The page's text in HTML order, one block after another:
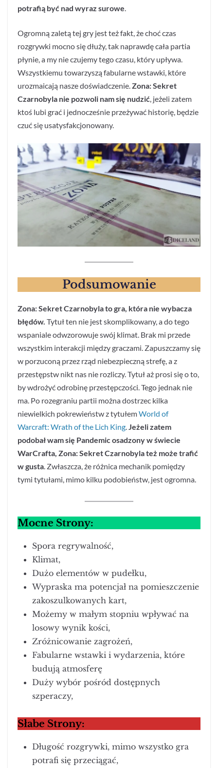
potrafią być nad wyraz surowe.
Ogromną zaletą tej gry jest też fakt, że choć czas
rozgrywki mocno się dłuży, tak naprawdę cała partia
płynie, a my nie czujemy tego czasu, który upływa.
Wszystkiemu towarzyszą fabularne wstawki, które
urozmaicają nasze doświadczenie.Zona: Sekret
Czarnobyla nie pozwoli nam się nudzić, jeżeli zatem
ktoś lubi grać i jednocześnie przeżywać historię, będzie
czuć się usatysfakcjonowany.
Podsumowanie
Zona: Sekret Czarnobyla to gra, która nie wybacza
błędów. Tytuł ten nie jest skomplikowany, a do tego
wspaniale odwzorowuje swój klimat. Brak mi przede
wszystkim interakcji między graczami. Zapuszczamy się
w porzuconą przez rząd niebezpieczną strefę, a z
przestępstw nikt nas nie rozliczy. Tytuł aż prosi się o to,
by wdrożyć odrobinę przestępczości. Tego jednak nie
ma. Po rozegraniu partii można dostrzec kilka
niewielkich pokrewieństw z tytułemWorld of
Warcraft: Wrath of the Lich King Jeżeli zatem
podobał wam się Pandemic osadzony w świecie
WarCrafta, Zona: Sekret Czarnobyla też może trafić
w gusta . Zwłaszcza, że różnica mechanik pomiędzy
tymi tytułami, mimo kilku podobieństw, jest ogromna.
Mocne Strony:
Spora regrywalność,
Klimat,
Dużo elementów w pudełku,
Wypraska ma potencjał na pomieszczenie
zakoszulkowanych kart,
Możemy w małym stopniu wpływać na
losowy wynik kości,
Zróżnicowanie zagrożeń,
Fabularne wstawki i wydarzenia, które
budują atmosferę
Duży wybór pośród dostępnych
szperaczy,
Słabe Strony:
Długość rozgrywki, mimo wszystko gra
potrafi się przeciągać,